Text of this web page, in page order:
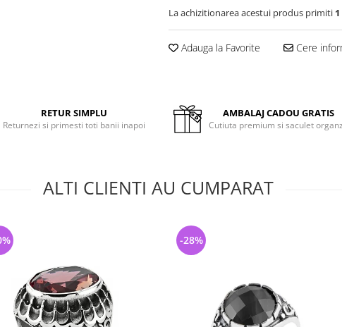
La achizitionarea acestui produs primiti 1
Adauga la Favorite Cere
RETUR SIMPLU
Returnezi si primesti toti banii inapoi
AMBALAJ CADOU GRATIS
Cutiuta premium si saculet
ALTI CLIENTI AU CUMPARAT
-28%